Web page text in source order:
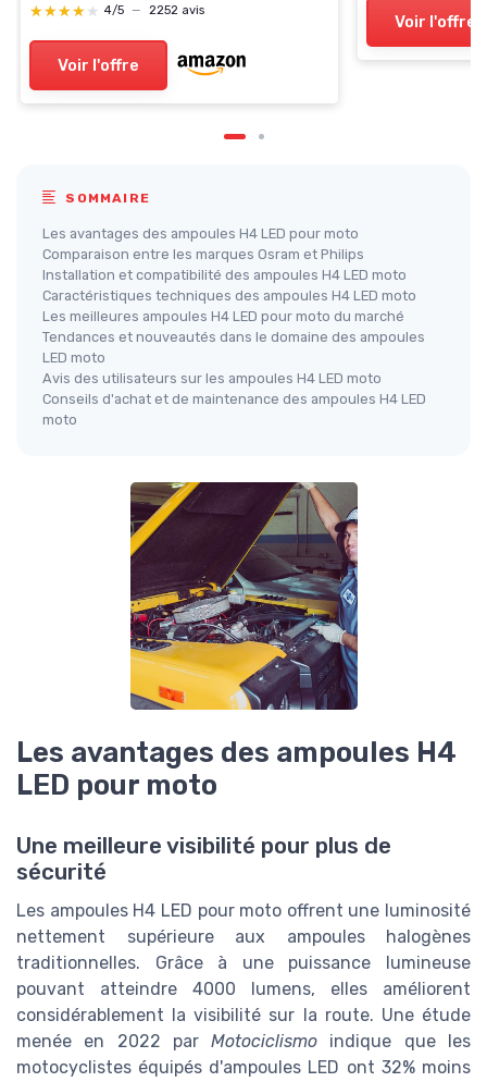
★★★★★
★★★★★ 4/5 — 2252 avis
Voir l'offre
Voir l'offre
SOMMAIRE
Les avantages des ampoules H4 LED pour moto
Comparaison entre les marques Osram et Philips
Installation et compatibilité des ampoules H4 LED moto
Caractéristiques techniques des ampoules H4 LED moto
Les meilleures ampoules H4 LED pour moto du marché
Tendances et nouveautés dans le domaine des ampoules
LED moto
Avis des utilisateurs sur les ampoules H4 LED moto
Conseils d'achat et de maintenance des ampoules H4 LED
moto
Les avantages des ampoules H4
LED pour moto
Une meilleure visibilité pour plus de
sécurité
Les ampoules H4 LED pour moto offrent une luminosité
nettement supérieure aux ampoules halogènes
traditionnelles. Grâce à une puissance lumineuse
pouvant atteindre 4000 lumens, elles améliorent
considérablement la visibilité sur la route. Une étude
menée en 2022 parMotociclismo indique que les
motocyclistes équipés d'ampoules LED ont 32% moins